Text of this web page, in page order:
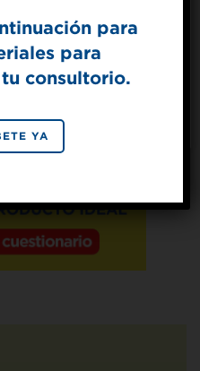
para
para
consultorio.
YA
SIGN UP